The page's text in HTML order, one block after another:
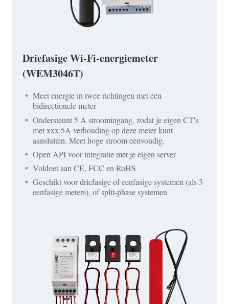
Driefasige Wi-Fi-energiemeter
(WEM3046T)
Meet energie in twee richtingen met één
bidirectionele meter
Ondersteunt 5 A stroomingang, zodat je eigen CT's
met xxx:5A verhouding op deze meter kunt
aansluiten. Meet hoge stroom eenvoudig.
Open API voor integratie met je eigen server
Voldoet aan CE, FCC en RoHS
Geschikt voor driefasige of eenfasige systemen (als 3
eenfasige meters), of split-phase systemen